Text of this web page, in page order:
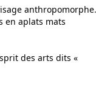
anthropomorphe.
en aplats mats
des arts dits «